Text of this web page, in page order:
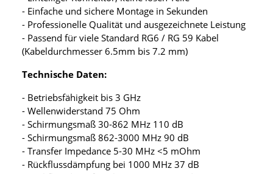
- Einfache und sichere Montage in Sekunden
- Professionelle Qualität und ausgezeichnete Leistung
- Passend für viele Standard RG6 / RG 59 Kabel
(Kabeldurchmesser 6.5mm bis 7.2 mm)
Technische Daten:
- Betriebsfähigkeit bis 3 GHz
- Wellenwiderstand 75 Ohm
- Schirmungsmaß 30-862 MHz 110 dB
- Schirmungsmaß 862-3000 MHz 90 dB
- Transfer Impedance 5-30 MHz <5 mOhm
- Rückflussdämpfung bei 1000 MHz 37 dB